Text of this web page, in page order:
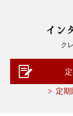
イン
ク
定